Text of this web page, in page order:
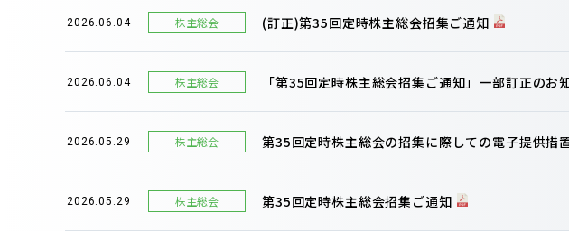
2026.06.04 株主総会 (訂正)第35回定時株主総会招集ご通知
2026.06.04 株主総会 「第35回定時株主総会招集ご通知」一部訂正のお
2026.05.29 株主総会 第35回定時株主総会の招集に際しての電子提供措
2026.05.29 株主総会 第35回定時株主総会招集ご通知